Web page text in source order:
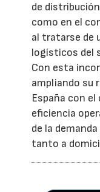
de
como en el
al tratarse de
logísticos del
Con esta
ampliando su
España con
eficiencia
de la
tanto a